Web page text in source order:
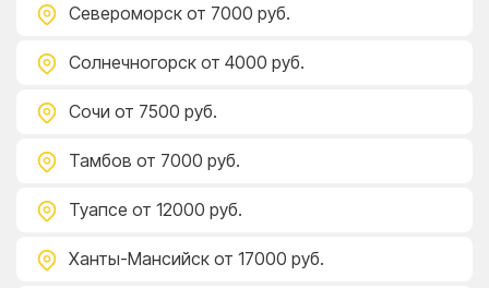
Североморск от 7000 руб.
Солнечногорск от 4000 руб.
Сочи от 7500 руб.
Тамбов от 7000 руб.
Туапсе от 12000 руб.
Ханты-Мансийск от 17000 руб.